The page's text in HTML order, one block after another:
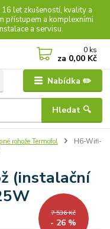
let zkušeností, kvality a
přístupem a komplexními
a servisu.
Nabídka ✏️
Hledat 🔍
0 ks
za 0,00 Kč
rohože Termofol
H6-Wifi-
(instalační
7 536 Kč
- 26 %